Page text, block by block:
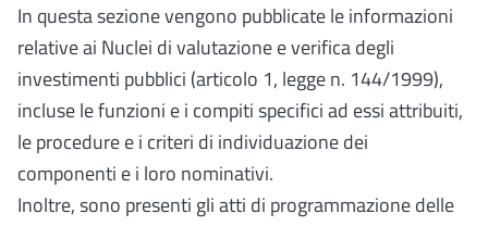
In questa sezione vengono pubblicate le informazioni
relative ai Nuclei di valutazione e verifica degli
investimenti pubblici (articolo 1, legge n. 144/1999),
incluse le funzioni e i compiti specifici ad essi attribuiti,
le procedure e i criteri di individuazione dei
componenti e i loro nominativi.
Inoltre, sono presenti gli atti di programmazione delle